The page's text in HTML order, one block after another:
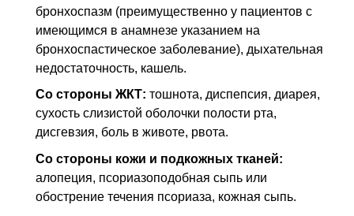
бронхоспазм (преимущественно у пациентов с
имеющимся в анамнезе указанием на
бронхоспастическое заболевание), дыхательная
недостаточность, кашель.
Со стороны ЖКТ: тошнота, диспепсия, диарея,
сухость слизистой оболочки полости рта,
дисгевзия, боль в животе, рвота.
Со стороны кожи и подкожных тканей:
алопеция, псориазоподобная сыпь или
обострение течения псориаза, кожная сыпь.